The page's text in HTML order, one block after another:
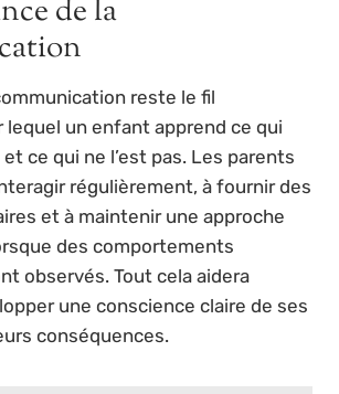
de la
reste le fil
lequel un enfant apprend ce qui
ce qui ne l’est pas. Les parents
régulièrement, à fournir des
et à maintenir une approche
des comportements
observés. Tout cela aidera
une conscience claire de ses
conséquences.